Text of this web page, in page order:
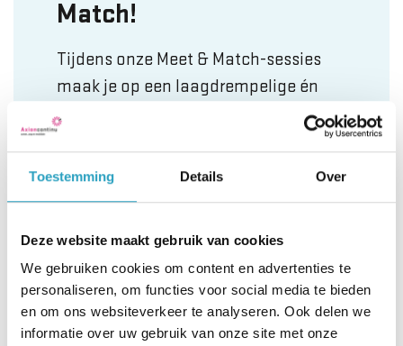
Toestemming Details Over
Deze website maakt gebruik van cookies
We gebruiken cookies om content en advertenties te
personaliseren, om functies voor social media te bieden
en om ons websiteverkeer te analyseren. Ook delen we
informatie over uw gebruik van onze site met onze
Match!
Tijdens onze Meet & Match-sessies
maak je op een laagdrempelige én
leuke manier kennis met
AxionContinu én de functie die bij jou
past. Denk aan werk als zorgassistent.
sollicitatiegesprek, kom je samen met
andere geïnteresseerden langs. Zo
ervaar je direct de sfeer, stel je je
vragen en ontdek je of werken bij